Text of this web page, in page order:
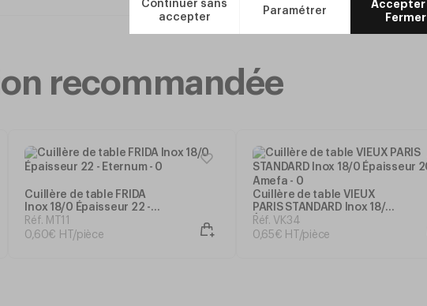
recommandée
Cuillère de table FRIDA
Inox 18/0 Épaisseur 22 -
Eternum
Réf. MT11
0 60€ HT/pièce
Cuillère de table VIEUX
PARIS STANDARD Inox 18/0
Épaisseur 20 - Amefa
Réf. VK34
0, 65€ HT/pièce